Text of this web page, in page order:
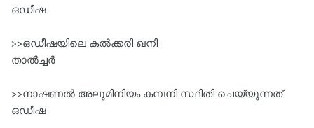
ഒഡീഷ
>>ഒഡീഷയിലെ കൽക്കരി ഖനി
താൽച്ചർ
>>നാഷണൽ അലുമിനിയം കമ്പനി സ്ഥിതി ചെയ്യുന്നത്‌
ഒഡീഷ